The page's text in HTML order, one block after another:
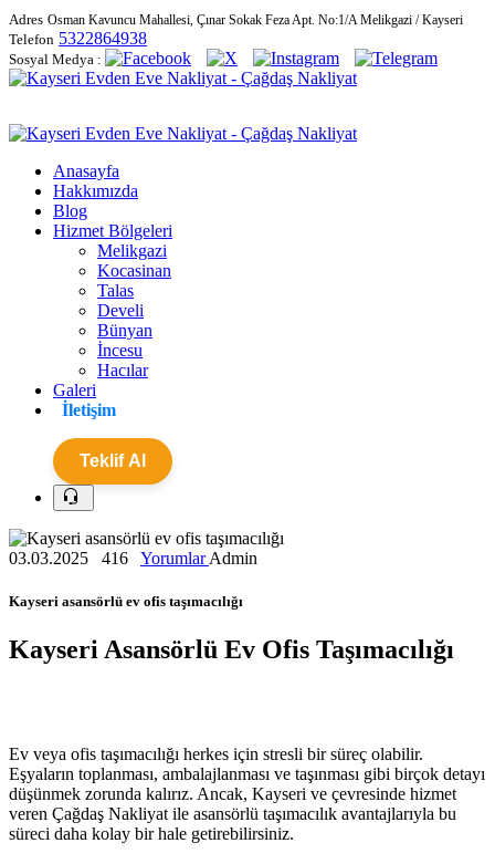
Adres Osman Kavuncu Mahallesi, Çınar Sokak Feza Apt. No:1/A Melikgazi / Kayseri
Telefon 5322864938
Sosyal Medya :
Anasayfa
Hakkımızda
Blog
Hizmet Bölgeleri
Melikgazi
Kocasinan
Talas
Develi
Bünyan
İncesu
Hacılar
Galeri
İletişim
Teklif Al
03.03.2025 416 YorumlarAdmin
Kayseri asansörlü ev ofis taşımacılığı
Kayseri Asansörlü Ev Ofis Taşımacılığı
Ev veya ofis taşımacılığı herkes için stresli bir süreç olabilir.
Eşyaların toplanması, ambalajlanması ve taşınması gibi birçok detayı
düşünmek zorunda kalırız. Ancak, Kayseri ve çevresinde hizmet
veren Çağdaş Nakliyat ile asansörlü taşımacılık avantajlarıyla bu
süreci daha kolay bir hale getirebilirsiniz.